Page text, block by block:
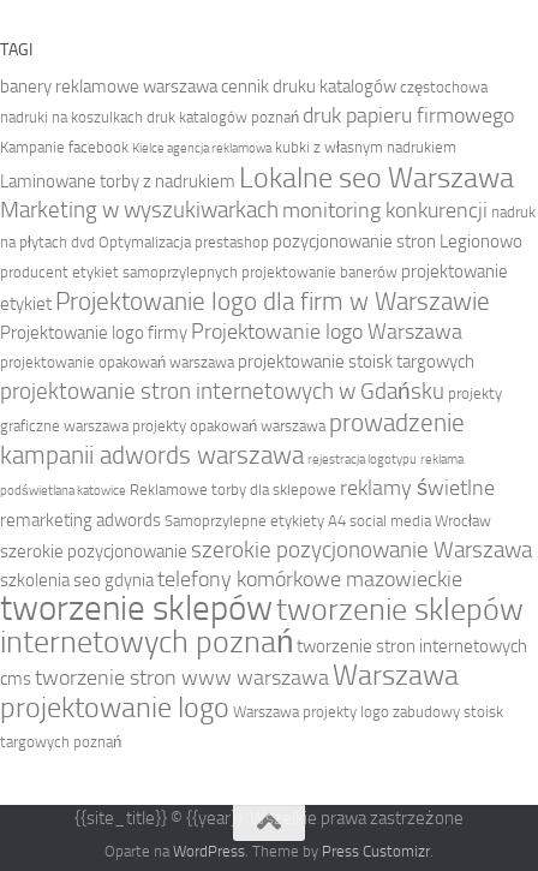
TAGI
banery reklamowe warszawacennik druku katalogów częstochowa
nadruki na koszulkach druk katalogów poznań druk papieru firmowego
Kampanie facebook Kielce agencja reklamowa kubki z własnym nadrukiem
Laminowane torby z nadrukiem Lokalne seo Warszawa
Marketing w wyszukiwarkach monitoring konkurencji nadruk
na płytach dvd Optymalizacja prestashop pozycjonowanie stron Legionowo
producent etykiet samoprzylepnych projektowanie banerów projektowanie
etykiet Projektowanie logo dla firm w Warszawie
Projektowanie logo firmy Projektowanie logo Warszawa
projektowanie opakowań warszawa projektowanie stoisk targowych
projektowanie stron internetowych w Gdańsku projekty
graficzne warszawa projekty opakowań warszawa prowadzenie
kampanii adwords warszawa rejestracja logotypu reklama
podświetlana katowice Reklamowe torby dla sklepowe reklamy świetlne
remarketing adwords Samoprzylepne etykiety A4 social media Wrocław
szerokie pozycjonowanie szerokie pozycjonowanie Warszawa
szkolenia seo gdyniatelefony komórkowe mazowieckie
tworzenie sklepówtworzenie sklepów
internetowych poznań tworzenie stron internetowych
cmstworzenie stron www warszawaWarszawa
projektowanie logo Warszawa projekty logo zabudowy stoisk
targowych poznań
{{site_title}} © {{year}}. Wszelkie prawa zastrzeżone
Oparte naWordPress. Theme by Press Customizr.